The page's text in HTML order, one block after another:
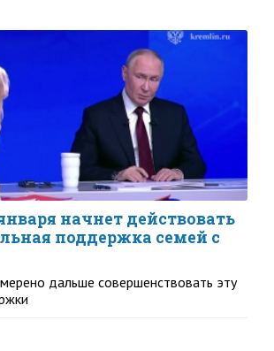
начнет действовать
поддержка семей с
дальше совершенствовать эту